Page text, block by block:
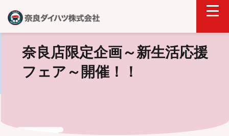
奈良店限定企画～新生活応援
フェア～開催！！